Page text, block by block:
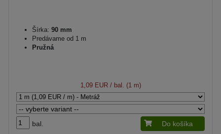
Šírka: 90 mm
Predávame od 1 m
Pružná
1,09 EUR/ bal. (1 m)
bal. Do košíka